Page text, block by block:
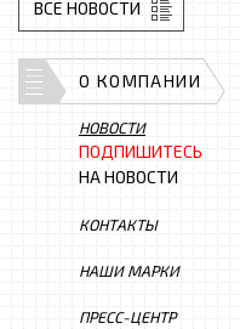
ВСЕ НОВОСТИ
О КОМПАНИИ
НОВОСТИ
ПОДПИШИТЕСЬ
НА НОВОСТИ
КОНТАКТЫ
НАШИ МАРКИ
ПРЕСС-ЦЕНТР